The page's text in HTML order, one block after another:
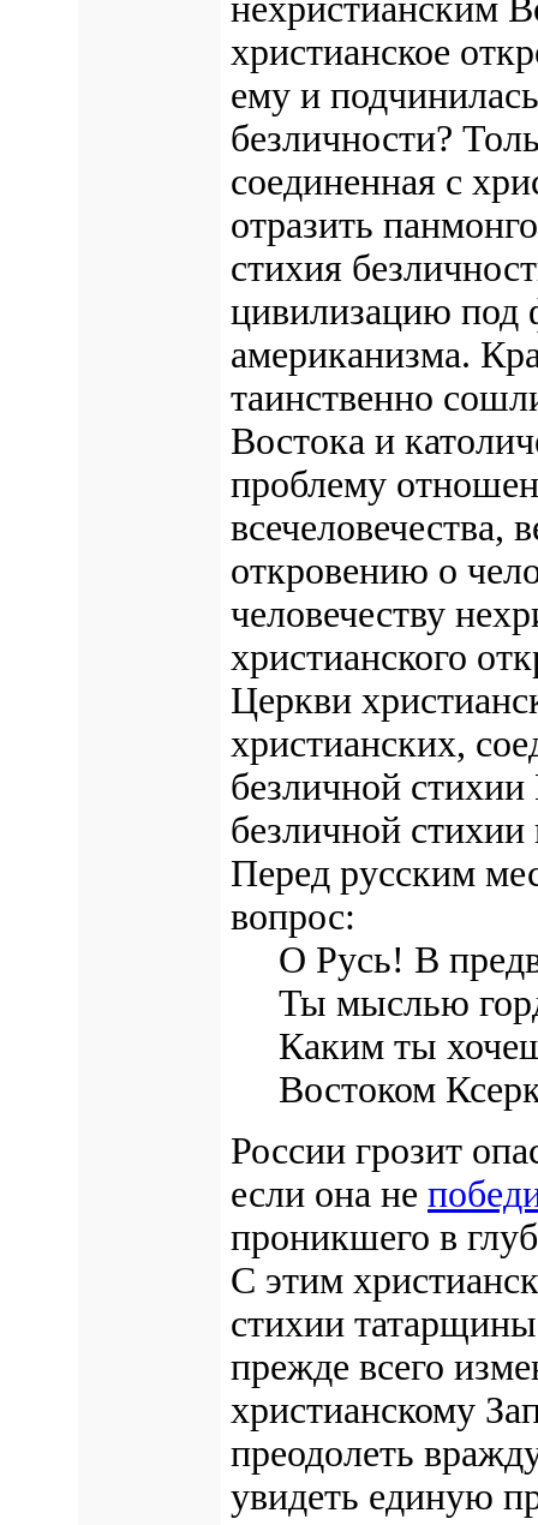
нехристианским
христианское
ему и
безличности?
соединенная с
отразить
стихия
цивилизацию
американизма.
таинственно
Востока и
проблему
всечеловечества,
откровению о
человечеству
христианского
Церкви
христианских,
безличной
безличной
Перед русским
вопрос:
О Русь! В
Ты мыслью
Каким ты
Востоком
России грозит
если она не
проникшего в
С этим
стихии
прежде всего
христианскому
преодолеть
увидеть единую